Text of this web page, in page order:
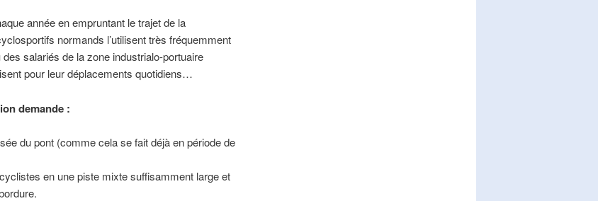
année en empruntant le trajet de la
normands l’utilisent très fréquemment
salariés de la zone industrialo-portuaire
pour leur déplacements quotidiens…
demande :
du pont (comme cela se fait déjà en période de
en une piste mixte suffisamment large et